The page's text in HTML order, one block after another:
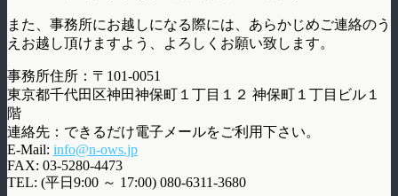
また、事務所にお越しになる際には、あらかじめご連絡のう
えお越し頂けますよう、よろしくお願い致します。
事務所住所：〒101-0051
東京都千代田区神田神保町１丁目１２ 神保町１丁目ビル１
階
連絡先：できるだけ電子メールをご利用下さい。
E-Mail: info@n-ows.jp
FAX: 03-5280-4473
TEL: (平日9:00 ～ 17:00) 080-6311-3680